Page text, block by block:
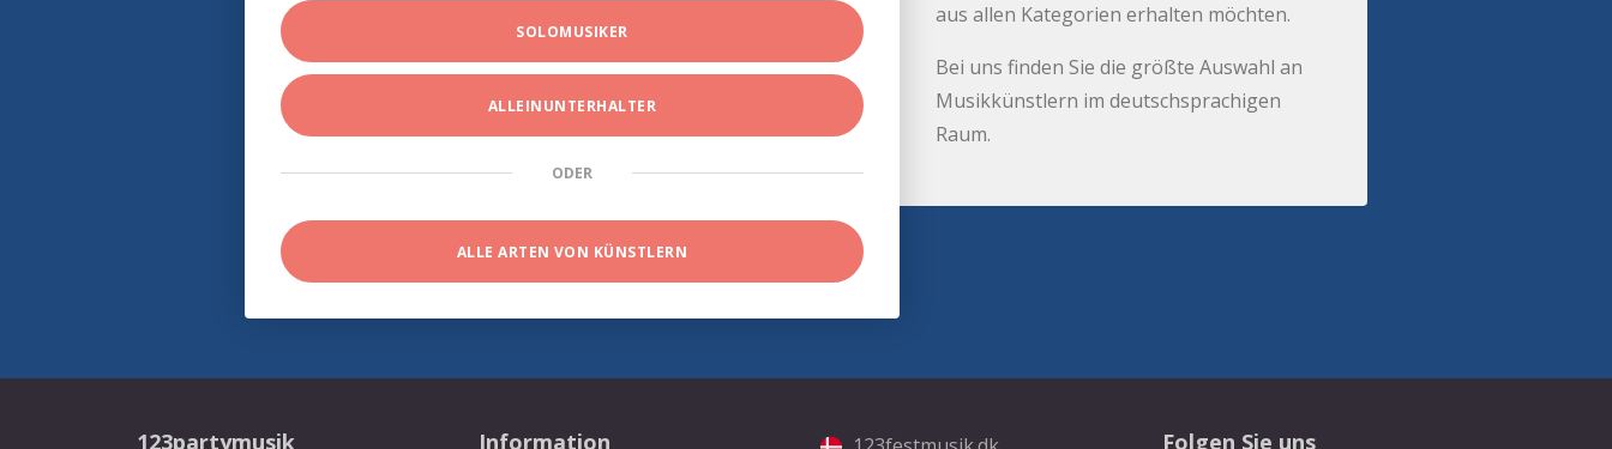
SOLOMUSIKER
ALLEINUNTERHALTER
ODER
ALLE ARTEN VON KÜNSTLERN
aus allen Kategorien erhalten möchten.
Bei uns finden Sie die größte Auswahl an
Musikkünstlern im deutschsprachigen
Raum.
123partymusik Information Folgen Sie uns